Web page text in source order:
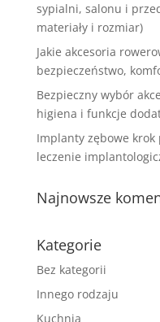
sypialni, salonu i
materiały i rozmiar)
Jakie akcesoria
bezpieczeństwo,
Bezpieczny wybór
higiena i funkcje
Implanty zębowe krok
leczenie
Najnowsze
Kategorie
Bez kategorii
Innego rodzaju
Kuchnia